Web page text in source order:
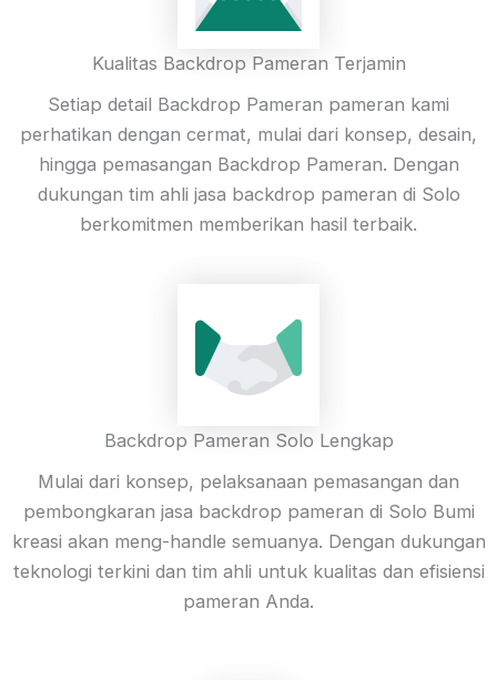
Kualitas Backdrop Pameran Terjamin
Setiap detail Backdrop Pameran pameran kami
perhatikan dengan cermat, mulai dari konsep, desain,
hingga pemasangan Backdrop Pameran. Dengan
dukungan tim ahli jasa backdrop pameran di Solo
berkomitmen memberikan hasil terbaik.
Backdrop Pameran Solo Lengkap
Mulai dari konsep, pelaksanaan pemasangan dan
pembongkaran jasa backdrop pameran di Solo Bumi
kreasi akan meng-handle semuanya. Dengan dukungan
teknologi terkini dan tim ahli untuk kualitas dan efisiensi
pameran Anda.